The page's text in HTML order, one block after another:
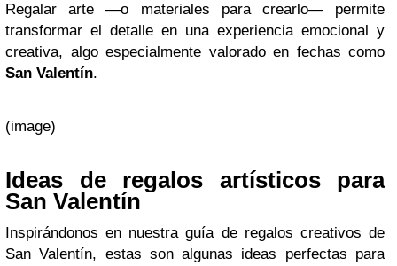
Regalar arte —o materiales para crearlo— permite
transformar el detalle en una experiencia emocional y
creativa, algo especialmente valorado en fechas como
San Valentín.
(image)
Ideas de regalos artísticos para
San Valentín
Inspirándonos en nuestra guía de regalos creativos de
San Valentín, estas son algunas ideas perfectas para